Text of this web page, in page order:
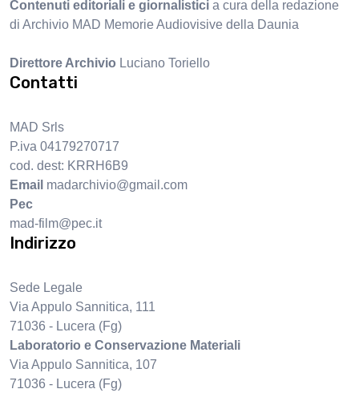
Contenuti editoriali e giornalistici a cura della redazione
di Archivio MAD Memorie Audiovisive della Daunia
Direttore Archivio Luciano Toriello
Contatti
MAD Srls
P.iva 04179270717
cod. dest: KRRH6B9
Email madarchivio@gmail.com
Pec
mad-film@pec.it
Indirizzo
Sede Legale
Via Appulo Sannitica, 111
71036 - Lucera (Fg)
Laboratorio e Conservazione Materiali
Via Appulo Sannitica, 107
71036 - Lucera (Fg)